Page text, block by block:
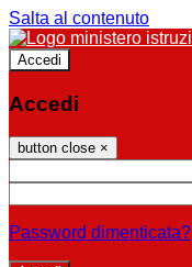
Salta al contenuto
Accedi
Accedi
button close ×
Password dimenticata?